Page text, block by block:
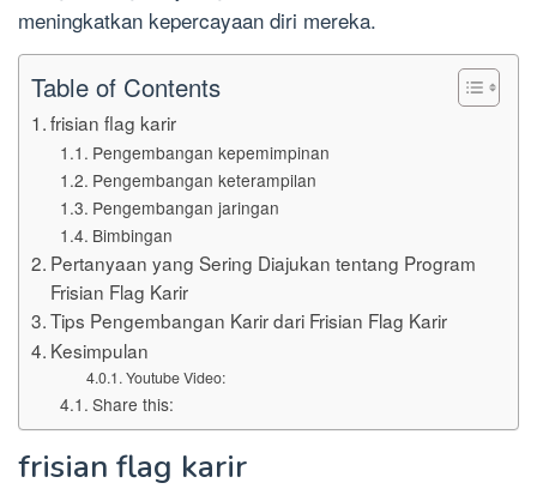
meningkatkan kepercayaan diri mereka.
Table of Contents
frisian flag karir
Pengembangan kepemimpinan
Pengembangan keterampilan
Pengembangan jaringan
Bimbingan
Pertanyaan yang Sering Diajukan tentang Program
Frisian Flag Karir
Tips Pengembangan Karir dari Frisian Flag Karir
Kesimpulan
Youtube Video:
Share this:
frisian flag karir